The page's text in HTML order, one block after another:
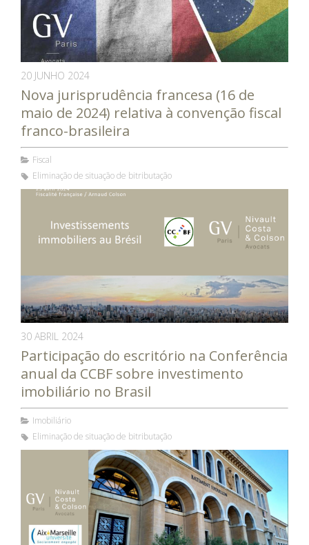
20 JUNHO 2024
Nova jurisprudência francesa (16 de
maio de 2024) relativa à convenção fiscal
franco-brasileira
Fiscal
Eliminação de situação de bitributação
30 ABRIL 2024
Participação do escritório na Conferência
anual da CCBF sobre investimento
imobiliário no Brasil
Imobiliário
Eliminação de situação de bitributação